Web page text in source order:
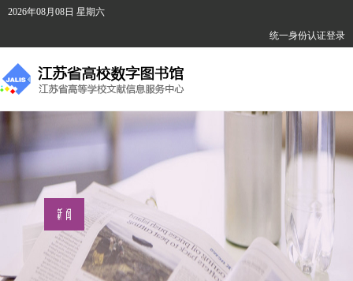
2026年08月08日 星期六
统一身份认证登录